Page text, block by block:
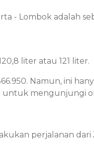
- Lombok adalah
liter atau 121 liter.
Namun, ini
mengunjungi
perjalanan